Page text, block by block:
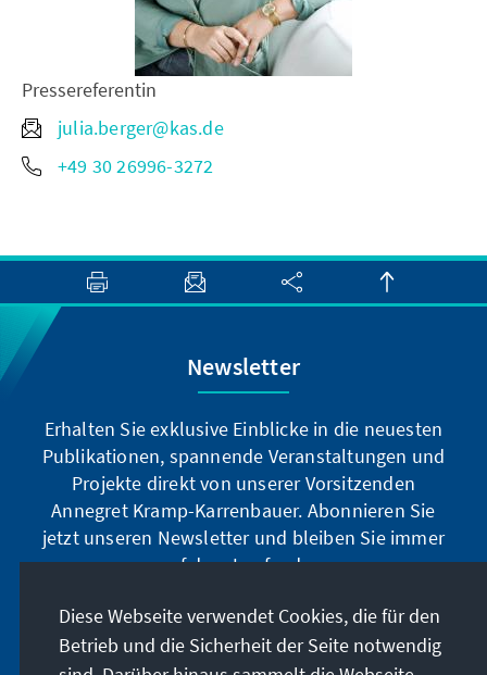
Pressereferentin
julia.berger@kas.de
+49 30 26996-3272
Newsletter
Erhalten Sie exklusive Einblicke in die neuesten
Publikationen, spannende Veranstaltungen und
Projekte direkt von unserer Vorsitzenden
Annegret Kramp-Karrenbauer. Abonnieren Sie
jetzt unseren Newsletter und bleiben Sie immer
auf dem Laufenden.
Jetzt abonnieren
Diese Webseite verwendet Cookies, die für den
Betrieb und die Sicherheit der Seite notwendig